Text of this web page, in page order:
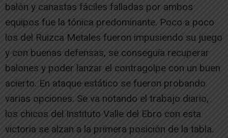
balón y canastas fáciles falladas por ambos
equipos fue la tónica predominante. Poco a poco
los del Ruizca Metales fueron impusiendo su juego
y con buenas defensas, se conseguía recuperar
balones y poder lanzar el contragolpe con un buen
acierto. En ataque estático se fueron probando
varias opciones. Se va notando el trabajo diario,
los chicos del Instituto Valle del Ebro con esta
victoria se alzan a la primera posición de la tabla.